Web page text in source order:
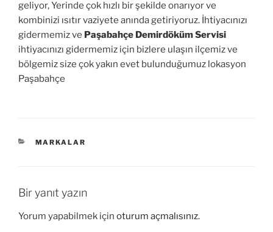
geliyor, Yerinde çok hızlı bir şekilde onarıyor ve
kombinizi ısıtır vaziyete anında getiriyoruz. İhtiyacınızı
gidermemiz ve Paşabahçe Demirdöküm Servisi
ihtiyacınızı gidermemiz için bizlere ulaşın ilçemiz ve
bölgemiz size çok yakın evet bulunduğumuz lokasyon
Paşabahçe
KATEGORILER
MARKALAR
Bir yanıt yazın
Yorum yapabilmek için oturum açmalısınız.